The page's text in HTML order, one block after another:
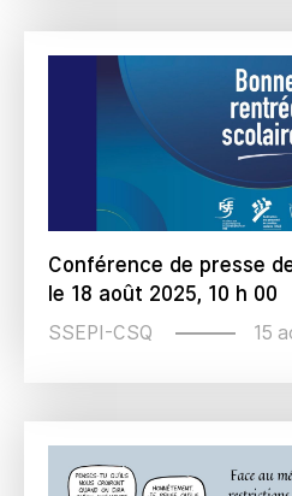
Conférence de presse
le 18 août 2025, 10 h 00
SSEPI-CSQ 15